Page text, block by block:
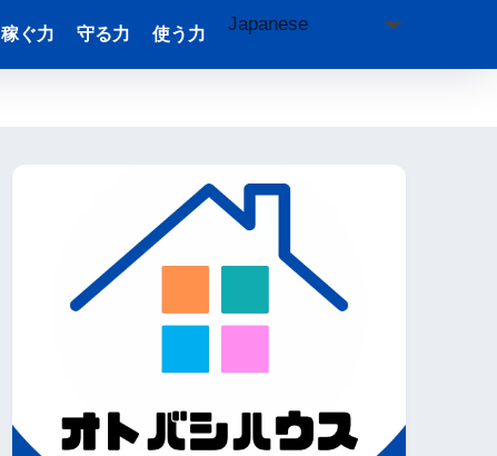
稼ぐ力 守る力 使う力